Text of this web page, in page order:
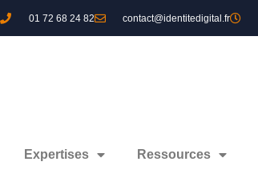
01 72 68 24 82 contact@identitedigital.fr
Expertises Ressources